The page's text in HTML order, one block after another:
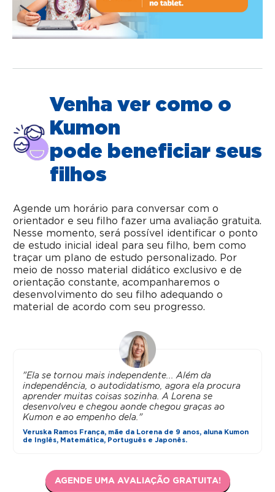
Venha ver como o
Kumon
pode beneficiar seus
filhos
Agende um horário para conversar com o
orientador e seu filho fazer uma avaliação gratuita.
Nesse momento, será possível identificar o ponto
de estudo inicial ideal para seu filho, bem como
traçar um plano de estudo personalizado. Por
meio de nosso material didático exclusivo e de
orientação constante, acompanharemos o
desenvolvimento do seu filho adequando o
material de acordo com seu progresso.
"Ela se tornou mais independente... Além da
independência, o autodidatismo, agora ela procura
aprender muitas coisas sozinha. A Lorena se
desenvolveu e chegou aonde chegou graças ao
Kumon e ao empenho dela."
Veruska Ramos França, mãe da Lorena de 9 anos, aluna Kumon
de Inglês, Matemática, Português e Japonês.
AGENDE UMA AVALIAÇÃO GRATUITA!